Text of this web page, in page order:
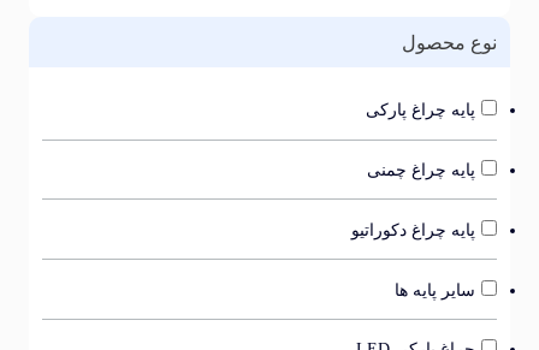
محصول
پایه چراغ پارکی
پایه چراغ چمنی
پایه چراغ دکوراتیو
سایر پایه ها